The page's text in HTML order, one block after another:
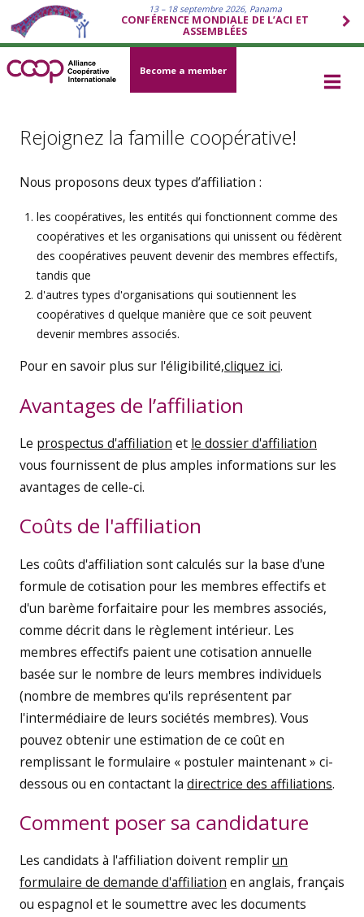
13 – 18 septembre 2026, Panama
CONFÉRENCE MONDIALE DE L’ACI ET
ASSEMBLÉES
Become a member
Rejoignez la famille coopérative!
Nous proposons deux types d’affiliation :
les coopératives, les entités qui fonctionnent comme des
coopératives et les organisations qui unissent ou fédèrent
des coopératives peuvent devenir des membres effectifs,
tandis que
d'autres types d'organisations qui soutiennent les
coopératives d quelque manière que ce soit peuvent
devenir membres associés.
Pour en savoir plus sur l'éligibilité,cliquez ici.
Avantages de l’affiliation
Le prospectus d'affiliation et le dossier d'affiliation
vous fournissent de plus amples informations sur les
avantages de celle-ci.
Coûts de l'affiliation
Les coûts d'affiliation sont calculés sur la base d'une
formule de cotisation pour les membres effectifs et
d'un barème forfaitaire pour les membres associés,
comme décrit dans le règlement intérieur. Les
membres effectifs paient une cotisation annuelle
basée sur le nombre de leurs membres individuels
(nombre de membres qu'ils représentent par
l'intermédiaire de leurs sociétés membres). Vous
pouvez obtenir une estimation de ce coût en
remplissant le formulaire « postuler maintenant » ci-
dessous ou en contactant la directrice des affiliations.
Comment poser sa candidature
Les candidats à l'affiliation doivent remplirun
formulaire de demande d'affiliation en anglais, français
ou espagnol et le soumettre avec les documents